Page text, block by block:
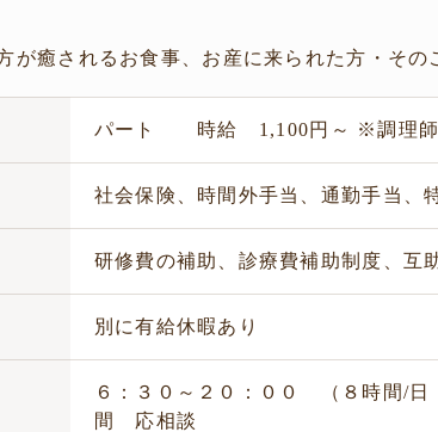
が癒されるお食事、お産に来られた方・その
パート 時給 1,100円～ ※調理師
社会保険、時間外手当、通勤手当、
研修費の補助、診療費補助制度、互
別に有給休暇あり
６：３０～２０：００ （８時間/
間 応相談